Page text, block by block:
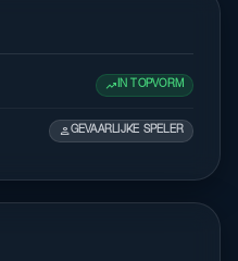
trending_upIN TOPVORM
personGEVAARLIJKE SPELER